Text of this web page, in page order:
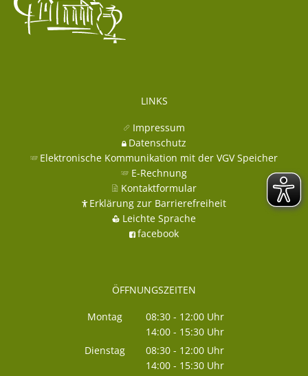
LINKS
Impressum
Datenschutz
Elektronische Kommunikation mit der VGV Speicher
E-Rechnung
Kontaktformular
Erklärung zur Barrierefreiheit
Leichte Sprache
facebook
ÖFFNUNGSZEITEN
Montag 08:30 - 12:00 Uhr
Von 08:30 bis 12:00 Uhr
14:00 - 15:30 Uhr
Von 14:00 bis 15:30 Uhr
Dienstag 08:30 - 12:00 Uhr
Von 08:30 bis 12:00 Uhr
14:00 - 15:30 Uhr